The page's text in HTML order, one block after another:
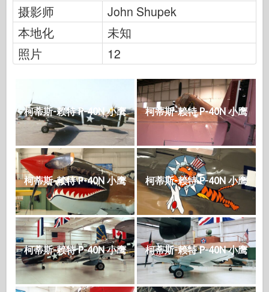
摄影师
John Shupek
本地化
未知
照片
12
柯蒂斯-赖特 P-40N 小鹰 柯蒂斯-赖特 P-40N 小鹰
柯蒂斯-赖特 P-40N 小鹰 柯蒂斯-赖特 P-40N 小鹰
柯蒂斯-赖特 P-40N 小鹰 柯蒂斯-赖特 P-40N 小鹰